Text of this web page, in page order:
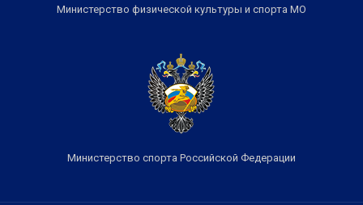
Министерство физической культуры и спорта МО
Министерство спорта Российской Федерации